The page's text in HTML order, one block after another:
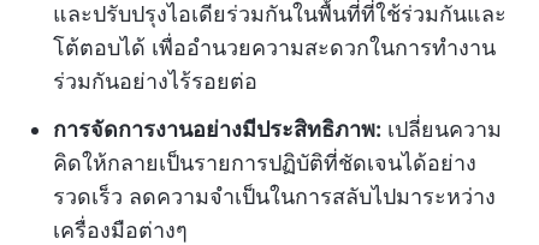
และปรับปรุงไอเดียร่วมกันในพื้นที่ที่ใช้ร่วมกันและ
โต้ตอบได้ เพื่ออำนวยความสะดวกในการทำงาน
ร่วมกันอย่างไร้รอยต่อ
การจัดการงานอย่างมีประสิทธิภาพ: เปลี่ยนความ
คิดให้กลายเป็นรายการปฏิบัติที่ชัดเจนได้อย่าง
รวดเร็ว ลดความจำเป็นในการสลับไปมาระหว่าง
เครื่องมือต่างๆ